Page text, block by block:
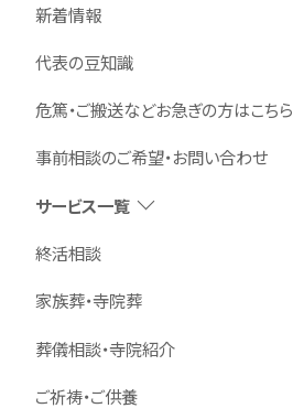
新着情報
代表の豆知識
危篤・ご搬送などお急ぎの方はこちら
事前相談のご希望・お問い合わせ
サービス一覧
終活相談
家族葬・寺院葬
葬儀相談・寺院紹介
ご祈祷・ご供養